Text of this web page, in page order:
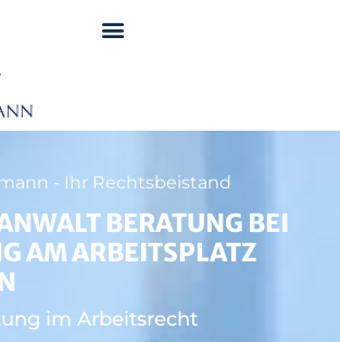
- Ihr Rechtsbeistand
BERATUNG BEI
AM ARBEITSPLATZ
im Arbeitsrecht